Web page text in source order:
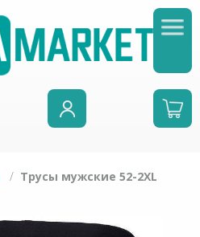
/ Трусы мужские 52-2XL